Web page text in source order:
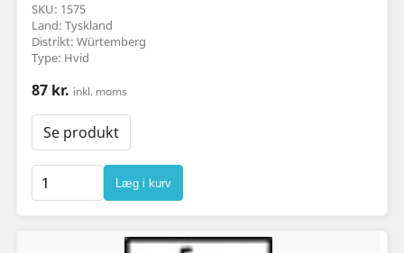
SKU: 1575
Land: Tyskland
Distrikt: Würtemberg
Type: Hvid
87 kr. inkl. moms
Se produkt
Læg i kurv